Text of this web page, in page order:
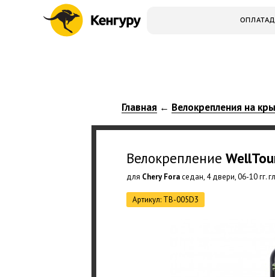
ОПЛАТА
Главная ← Велокрепления на
Велокрепление
для Chery Foraседан, 4 двери, 06-10 гг.
Артикул: TB-005D3